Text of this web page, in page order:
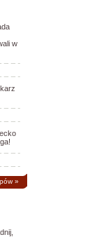
w
»